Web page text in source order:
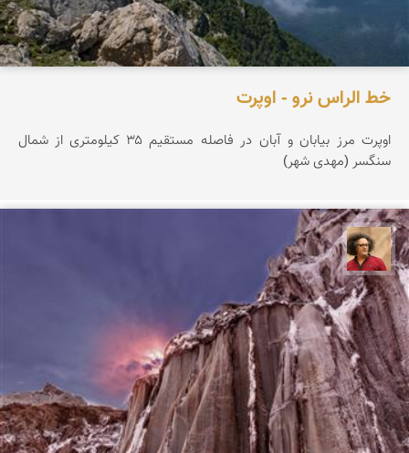
خط الراس نرو - اوپرت
اوپرت مرز بیابان و آبان در فاصله مستقیم ۳۵ کیلومتری از شمال
سنگسر (مهدی شهر)
مصطفی ربیعی بهشتی